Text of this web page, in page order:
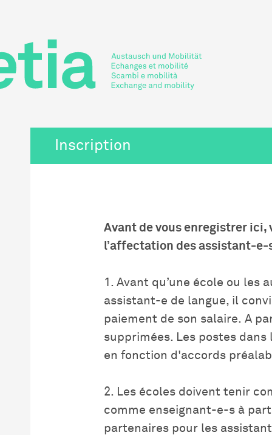
Inscription
Avant de vous enregistrer
l’affectation des assistant-e-
1. Avant qu’une école ou les
assistant-e de langue, il
paiement de son salaire. A
supprimées. Les postes
en fonction d'accords
2. Les écoles doivent tenir
comme enseignant-e-s à
partenaires pour les